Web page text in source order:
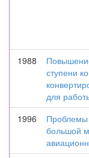
1988
ступени
для
1996
Проблемы
большой